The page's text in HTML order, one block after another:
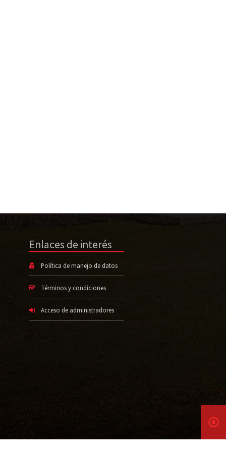
Enlaces de interés
Política de manejo de datos
Términos y condiciones
Acceso de administradores